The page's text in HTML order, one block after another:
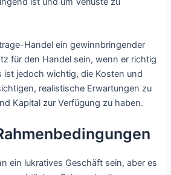
Handel ein gewinnbringender
für den Handel sein, wenn er richtig
ist jedoch wichtig, die Kosten und
realistische Erwartungen zu
Kapital zur Verfügung zu haben.
ein lukratives Geschäft sein, aber es